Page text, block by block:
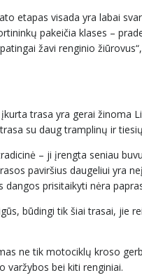
etapas visada yra labai
pakeičia klases –
žavi renginio
trasa yra gerai žinoma
su daug tramplinų ir
– ji įrengta seniau
paviršius daugeliui yra
dangos prisitaikyti nėra
būdingi tik šiai trasai, jie
ne tik motociklų kroso
varžybos bei kiti renginiai.